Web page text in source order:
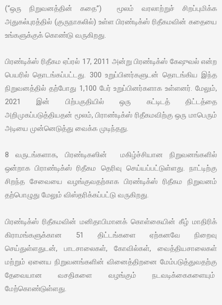
(“ஒரு நிறுவனத்தின் கதை”) மூலம் வரலாற்றுச் சிறப்புமிக்க
அதுகல்புரத்தில் (குருநாகலில்) உள்ள பிரண்டிக்ஸ் ரிதீகமவின் கதையை
உங்களுக்குக் கொண்டு வருகிறது.
பிரண்டிக்ஸ் ரிதீகம ஏப்ரல் 17, 2011 அன்று பிரண்டிக்ஸ் கேஷுவல் என்ற
பெயரில் தொடங்கப்பட்டது. 300 உறுப்பினர்களுடன் தொடங்கிய இந்த
நிறுவனத்தில் தற்போது 1,100 பேர் உறுப்பினர்களாக உள்ளனர். மேலும்,
2021 இன் பிற்பகுதியில் ஒரு கட்டிடத் திட்டத்தை
அறிமுகப்படுத்தியதன் மூலம், பிராண்டிக்ஸ் ரிதீகமவிற்கு ஒரு மாபெரும்
அடியை முன்னெடுத்து வைக்க முடிந்தது.
8 வருடங்களாக, பிரண்டிகஸின் மகிழ்ச்சியான நிறுவனங்களில்
ஒன்றாக பிராண்டிக்ஸ் ரிதீகம தெரிவு செய்யப்பட்டுள்ளது. நாட்டிற்கு
சிறந்த சேவையை வழங்குவதற்காக பிரண்டிக்ஸ் ரிதீகம நிறுவனம்
தற்பொழுது மேலும் விஸ்தரிக்கப்பட்டு வருகிறது.
பிரண்டிக்ஸ் ரிதீகமவின் மனிதாபிமானக் கொள்கையின் கீழ் மாதிரிக்
கிராமங்களுக்கான 51 திட்டங்களை ஏற்கனவே நிறைவு
செய்துள்ளதுடன், பாடசாலைகள், கோவில்கள், வைத்தியசாலைகள்
மற்றும் ஏனைய நிறுவனங்களின் வினைத்திறனை மேம்படுத்துவதற்கு
தேவையான வசதிகளை வழங்கும் நடவடிக்கைகளையும்
மேற்கொண்டுள்ளது.